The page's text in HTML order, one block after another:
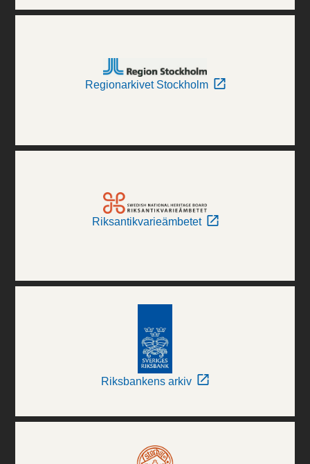
Regionarkivet Stockholm
Riksantikvarieämbetet
Riksbankens arkiv